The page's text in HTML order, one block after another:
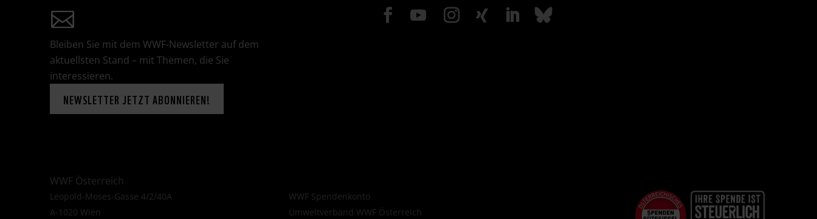
Bleiben Sie mit dem WWF-Newsletter auf dem
aktuellsten Stand – mit Themen, die Sie
interessieren.
NEWSLETTER JETZT ABONNIEREN!
WWF Österreich
Leopold-Moses-Gasse 4/2/40A
A-1020 Wien
WWF Spendenkonto
Umweltverband WWF Österreich